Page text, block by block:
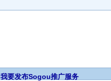
我要发布Sogou推广服务